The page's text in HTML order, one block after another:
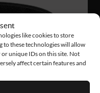
like cookies to store
to these technologies will allow
unique IDs on this site. Not
affect certain features and